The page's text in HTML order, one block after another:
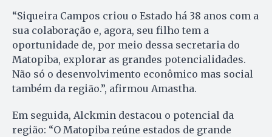
“Siqueira Campos criou o Estado há 38 anos com a
sua colaboração e, agora, seu filho tem a
oportunidade de, por meio dessa secretaria do
Matopiba, explorar as grandes potencialidades.
Não só o desenvolvimento econômico mas social
também da região.”, afirmou Amastha.
Em seguida, Alckmin destacou o potencial da
região: “O Matopiba reúne estados de grande